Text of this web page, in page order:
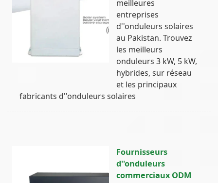
meilleures
entreprises
d''onduleurs solaires
au Pakistan. Trouvez
les meilleurs
onduleurs 3 kW, 5 kW,
hybrides, sur réseau
et les principaux
fabricants d''onduleurs solaires
Fournisseurs
d''onduleurs
commerciaux ODM